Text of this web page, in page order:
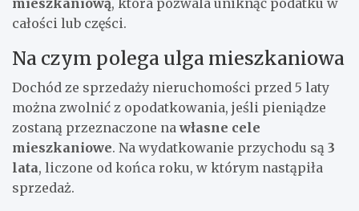
całości lub części.
Na czym polega ulga mieszkaniowa
Dochód ze sprzedaży nieruchomości przed 5 laty
można zwolnić z opodatkowania, jeśli pieniądze
zostaną przeznaczone nawłasne cele
mieszkaniowe. Na wydatkowanie przychodu są 3
lata, liczone od końca roku, w którym nastąpiła
sprzedaż.